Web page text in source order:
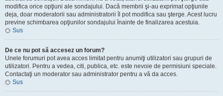
modifica orice opţiuni ale sondajului. Dacă membrii şi-au exprimat opţiunile
deja, doar moderatorii sau administratorii îl pot modifica sau şterge. Acest lucru
previne schimbarea opţiunilor sondajului înainte de finalizarea acestuia.
Sus
De ce nu pot să accesez un forum?
Unele forumuri pot avea acces limitat pentru anumiţi utilizatori sau grupuri de
utilizatori. Pentru a vedea, citi, publica, etc. este nevoie de permisiuni speciale.
Contactaţi un moderator sau administrator pentru a vă da acces.
Sus